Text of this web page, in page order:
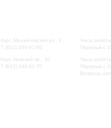
Михайловская ул., 2
(812) 240-01-80
Невский пр., 30
(812) 240-01-70
Часы
Перерыв с
Часы
Перерыв с
Вопросы